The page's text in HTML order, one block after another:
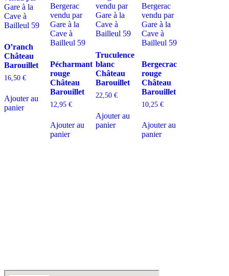
O’ranch
Château
Barouillet
16,50 €
Ajouter au
panier
Pécharmant
rouge
Château
Barouillet
12,95 €
Ajouter au
panier
Truculence
blanc
Château
Barouillet
22,50€
Ajouter au
panier
Bergecrac
rouge
Château
Barouillet
10,25 €
Ajouter au
panier